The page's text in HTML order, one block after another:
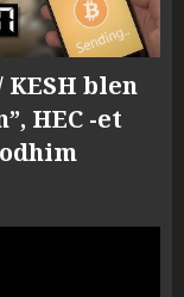
KESH blen
HEC -et